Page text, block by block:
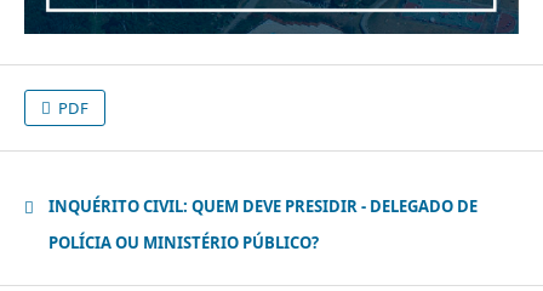
PDF
INQUÉRITO CIVIL: QUEM DEVE PRESIDIR - DELEGADO DE
POLÍCIA OU MINISTÉRIO PÚBLICO?